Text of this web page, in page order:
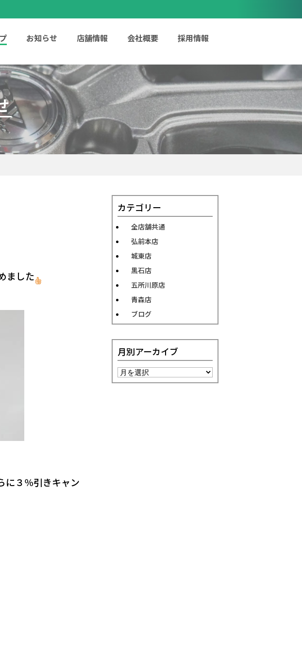
お知らせ 店舗情報 会社概要 採用情報
ました
に３％引きキャン
カテゴリー
全店舗共通
弘前本店
城東店
黒石店
五所川原店
青森店
ブログ
月別アーカイブ